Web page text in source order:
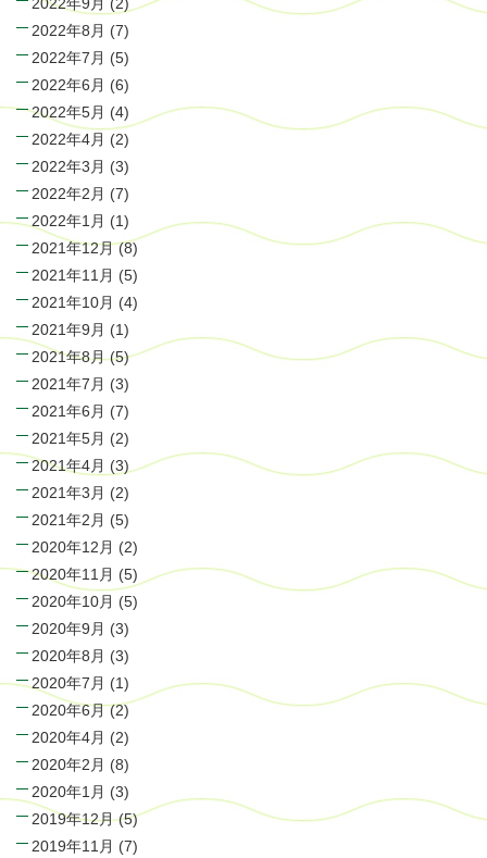
2022年8月 (7)
2022年7月 (5)
2022年6月 (6)
2022年5月 (4)
2022年4月 (2)
2022年3月 (3)
2022年2月 (7)
2022年1月 (1)
2021年12月(8)
2021年11月 (5)
2021年10月 (4)
2021年9月 (1)
2021年8月(5)
2021年7月 (3)
2021年6月 (7)
2021年5月 (2)
2021年4月 (3)
2021年3月 (2)
2021年2月 (5)
2020年12月 (2)
2020年11月 (5)
2020年10月 (5)
2020年9月 (3)
2020年8月 (3)
2020年7月 (1)
2020年6月(2)
2020年4月 (2)
2020年2月 (8)
2020年1月 (3)
2019年12月(5)
2019年11月 (7)